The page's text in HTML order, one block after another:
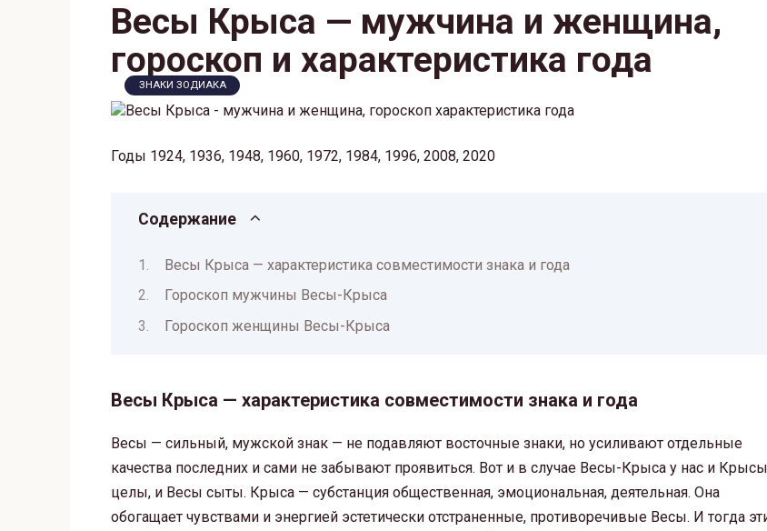
Весы Крыса — мужчина и женщина,
гороскоп и характеристика года
ЗНАКИ ЗОДИАКА
Годы 1924, 1936, 1948, 1960, 1972, 1984, 1996, 2008, 2020
Содержание
Весы Крыса — характеристика совместимости знака и года
Гороскоп мужчины Весы-Крыса
Гороскоп женщины Весы-Крыса
Весы Крыса — характеристика совместимости знака и года
Весы — сильный, мужской знак — не подавляют восточные знаки, но усиливают отдельные
качества последних и сами не забывают проявиться. Вот и в случае Весы-Крыса у нас и Крысы
целы, и Весы сыты. Крыса — субстанция общественная, эмоциональная, деятельная. Она
обогащает чувствами и энергией эстетически отстраненные, противоречивые Весы. И тогда